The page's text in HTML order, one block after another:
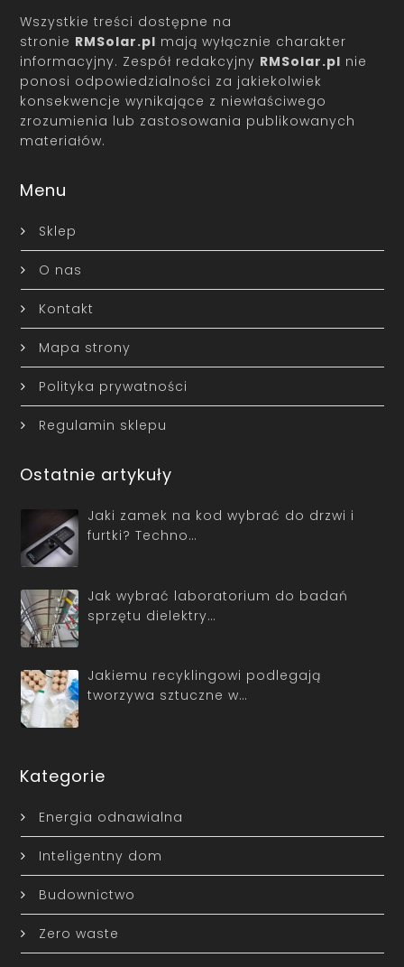
Wszystkie treści dostępne na
stronie RMSolar.pl mają wyłącznie charakter
informacyjny. Zespół redakcyjny RMSolar.pl nie
ponosi odpowiedzialności za jakiekolwiek
konsekwencje wynikające z niewłaściwego
zrozumienia lub zastosowania publikowanych
materiałów.
Menu
Sklep
O nas
Kontakt
Mapa strony
Polityka prywatności
Regulamin sklepu
Ostatnie artykuły
Jaki zamek na kod wybrać do drzwi i
furtki? Techno…
Jak wybrać laboratorium do badań
sprzętu dielektry…
Jakiemu recyklingowi podlegają
tworzywa sztuczne w…
Kategorie
Energia odnawialna
Inteligentny dom
Budownictwo
Zero waste